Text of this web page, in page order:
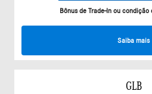
Bônus de Trade-In ou condição
Saiba mais
GLB